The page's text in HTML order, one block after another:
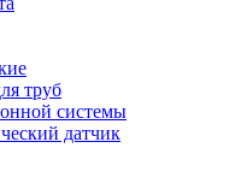
труб
системы
датчик